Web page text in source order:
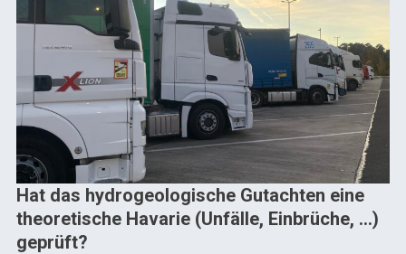
Hat das hydrogeologische Gutachten eine
theoretische Havarie (Unfälle, Einbrüche, …)
geprüft?